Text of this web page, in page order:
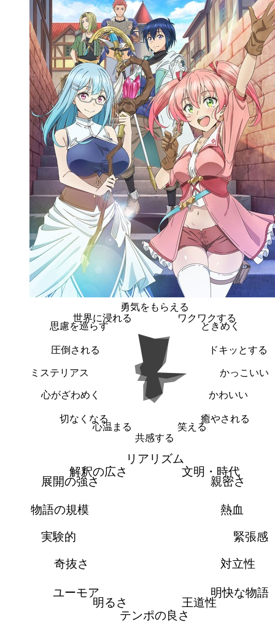
勇気をもらえる
ワクワクする
ときめく
ドキッとする
かっこいい
かわいい
癒やされる
笑える
共感する
心温まる
切なくなる
心がざわめく
ミステリアス
圧倒される
思慮を巡らす
世界に浸れる
リアリズム
文明・時代
親密さ
熱血
緊張感
対立性
明快な物語
王道性
テンポの良さ
明るさ
ユーモア
奇抜さ
実験的
物語の規模
展開の強さ
解釈の広さ